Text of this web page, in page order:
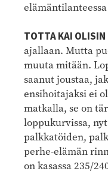
TOTTA KAI
ajallaan. Mutta
muuta mitään.
saanut joustaa,
ensihoitajaksi ei
matkalla, se on
loppukurvissa,
palkkatöiden,
perhe-elämän
on kasassa 235/